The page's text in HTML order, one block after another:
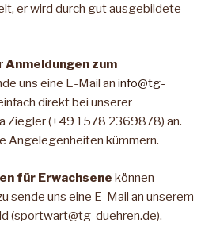
er wird durch gut ausgebildete
Anmeldungen zum
uns eine E-Mail an info@tg-
direkt bei unserer
Ziegler (+49 1578 2369878) an.
Angelegenheiten kümmern.
für Erwachsene können
sende uns eine E-Mail an unserem
(sportwart@tg-duehren.de).